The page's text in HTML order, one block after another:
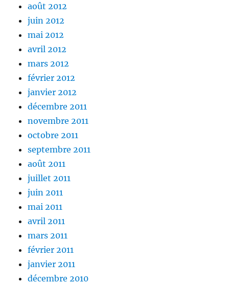
août 2012
juin 2012
mai 2012
avril 2012
mars 2012
février 2012
janvier 2012
décembre 2011
novembre 2011
octobre 2011
septembre 2011
août 2011
juillet 2011
juin 2011
mai 2011
avril 2011
mars 2011
février 2011
janvier 2011
décembre 2010